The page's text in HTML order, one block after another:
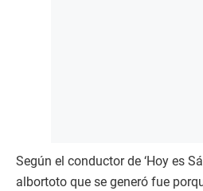
Según el conductor de ‘Hoy es
albortoto que se generó fue